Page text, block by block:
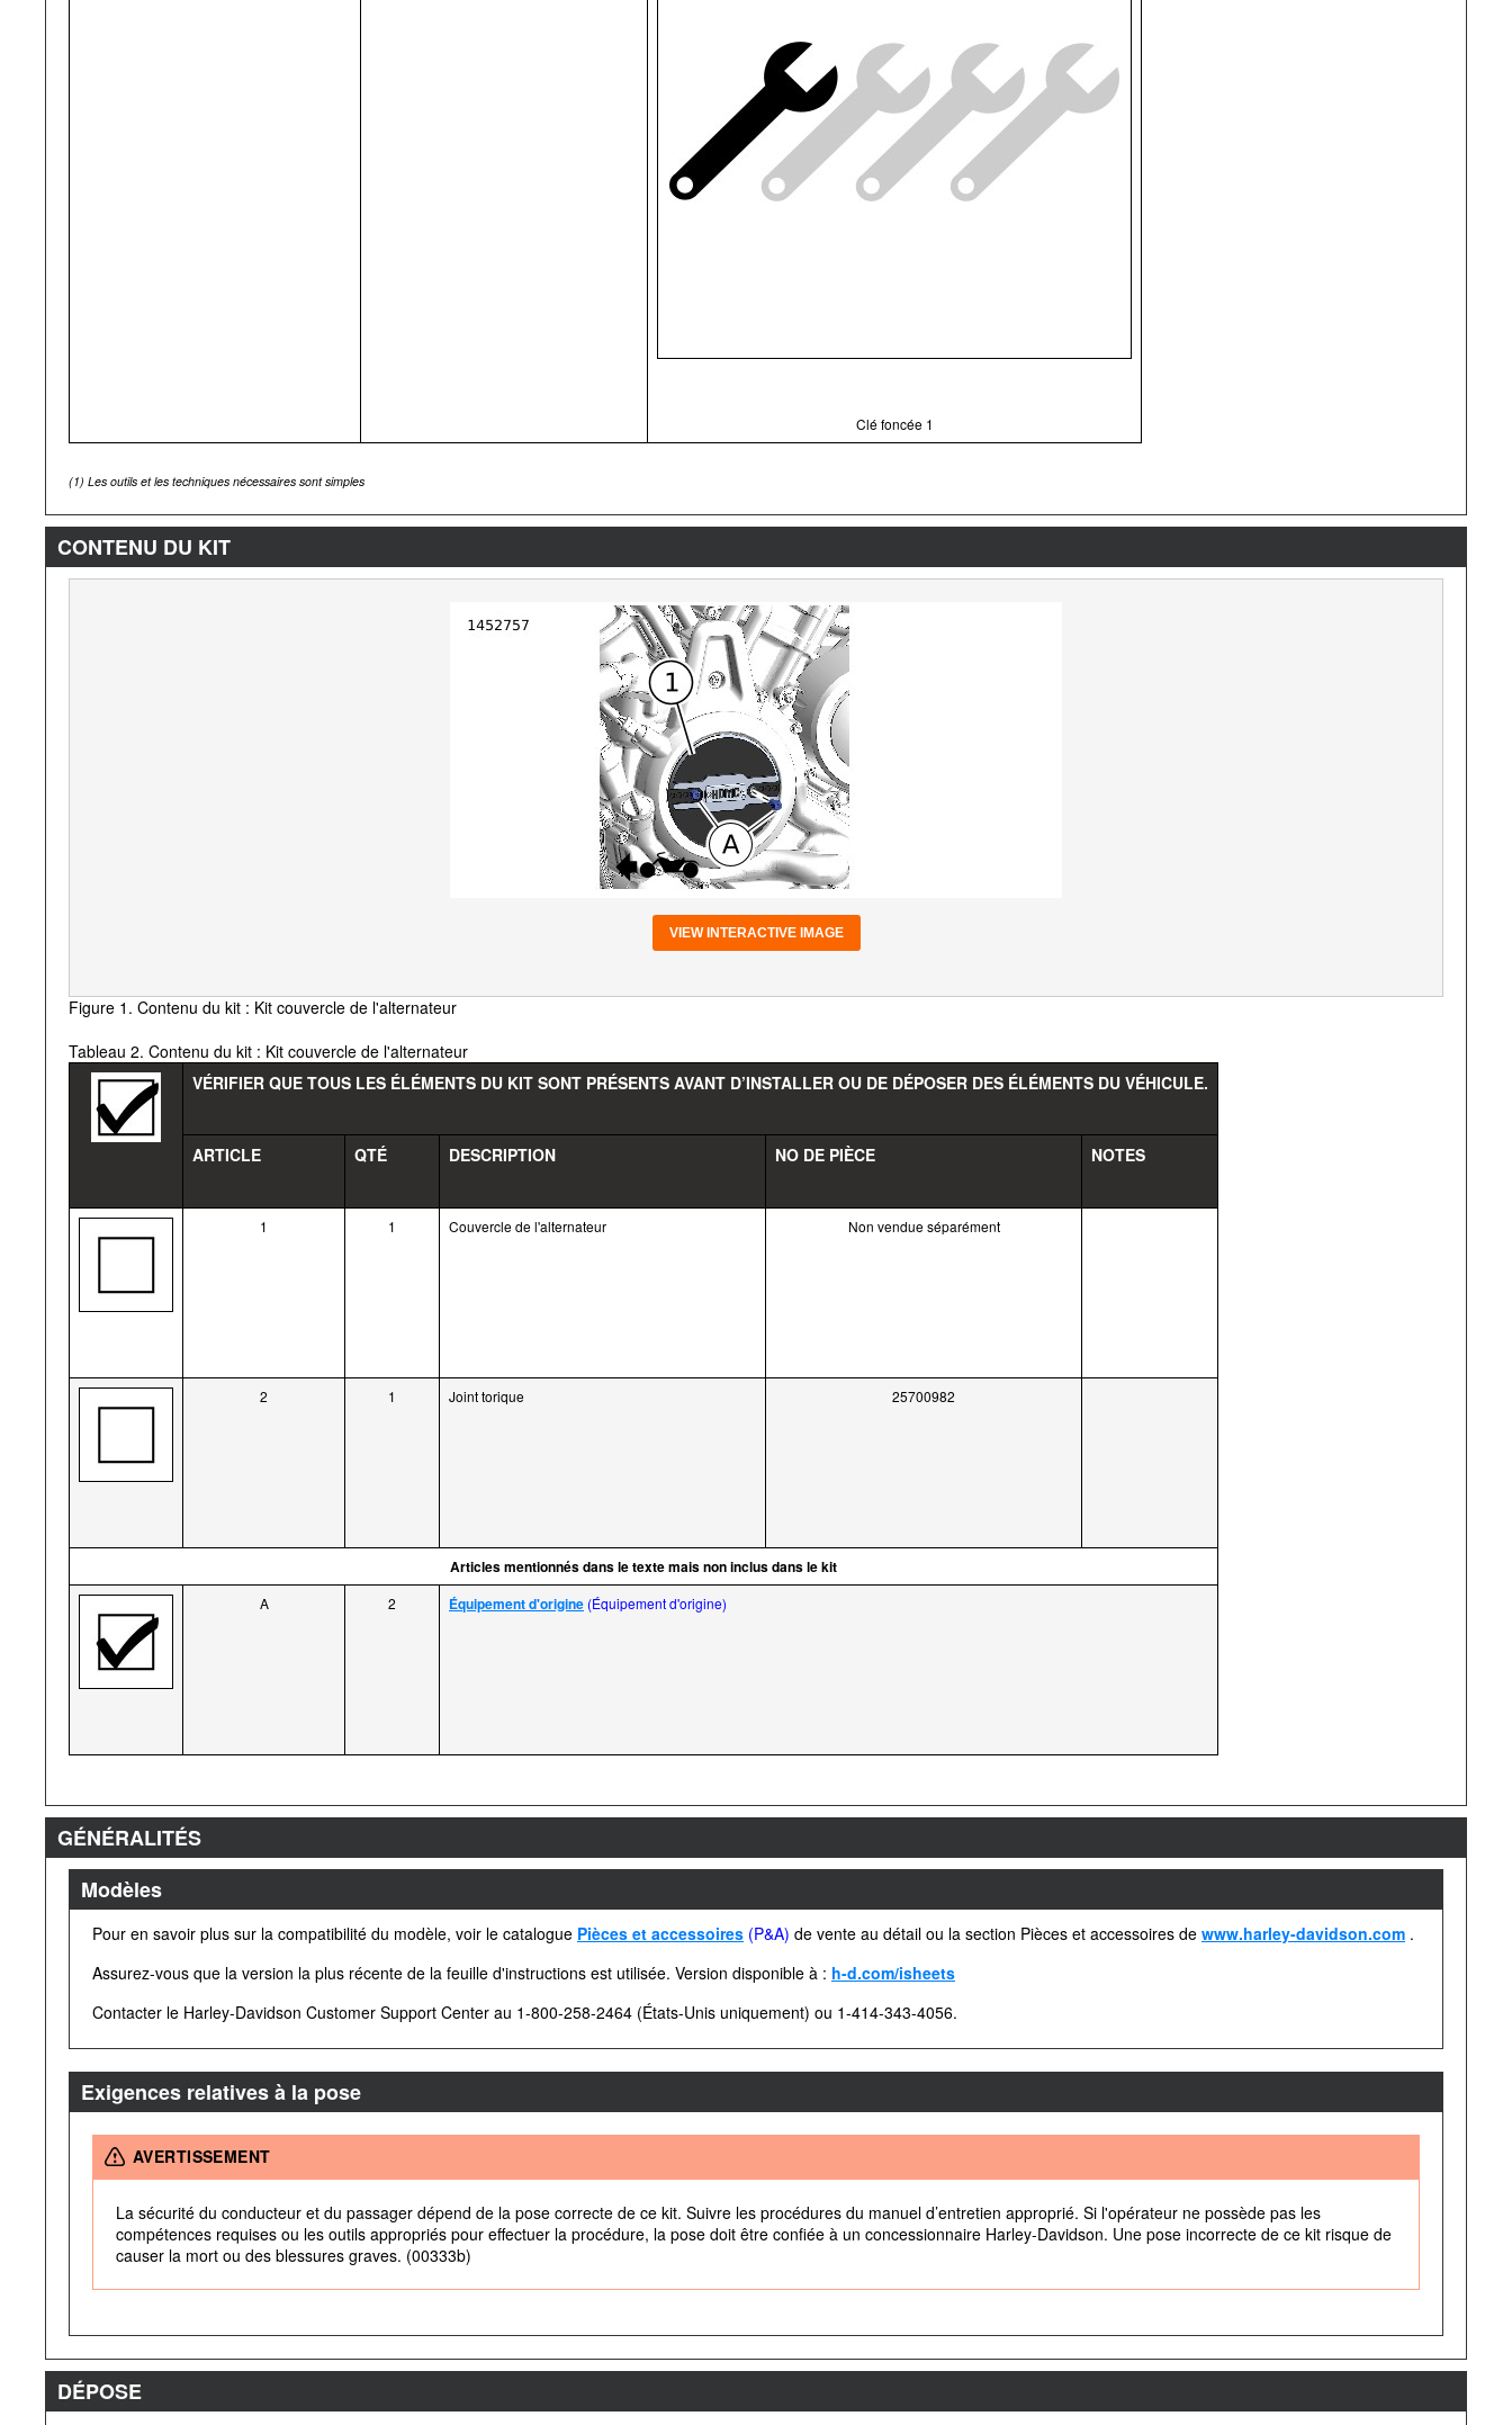
Clé foncée 1
(1) Les outils et les techniques nécessaires sont simples
CONTENU DU KIT
VIEW INTERACTIVE IMAGE
Figure 1. Contenu du kit : Kit couvercle de l'alternateur
Tableau 2. Contenu du kit : Kit couvercle de l'alternateur
VÉRIFIER QUE TOUS LES ÉLÉMENTS DU KIT SONT PRÉSENTS AVANT D’INSTALLER OU DE DÉPOSER DES ÉLÉMENTS DU VÉHICULE.
ARTICLE QTÉ DESCRIPTION NO DE PIÈCE NOTES
1 1 Couvercle de l'alternateur Non vendue séparément
2 1 Joint torique 25700982
Articles mentionnés dans le texte mais non inclus dans le kit
A 2 Équipement d'origine (Équipement d'origine)
GÉNÉRALITÉS
Modèles
Pour en savoir plus sur la compatibilité du modèle, voir le catalogue Pièces et accessoires (P&A) de vente au détail ou la section Pièces et accessoires de www.harley-davidson.com .
Assurez-vous que la version la plus récente de la feuille d'instructions est utilisée. Version disponible à : h-d.com/isheets
Contacter le Harley-Davidson Customer Support Center au 1-800-258-2464 (États-Unis uniquement) ou 1-414-343-4056.
Exigences relatives à la pose
AVERTISSEMENT
La sécurité du conducteur et du passager dépend de la pose correcte de ce kit. Suivre les procédures du manuel d’entretien approprié. Si l'opérateur ne possède pas les
compétences requises ou les outils appropriés pour effectuer la procédure, la pose doit être confiée à un concessionnaire Harley-Davidson. Une pose incorrecte de ce kit risque de
causer la mort ou des blessures graves. (00333b)
DÉPOSE